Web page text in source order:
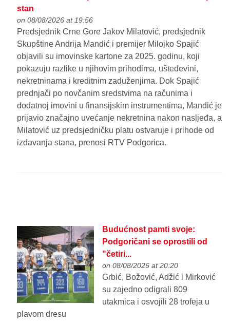
stan
on 08/08/2026 at 19:56
Predsjednik Crne Gore Jakov Milatović, predsjednik
Skupštine Andrija Mandić i premijer Milojko Spajić
objavili su imovinske kartone za 2025. godinu, koji
pokazuju razlike u njihovim prihodima, ušteđevini,
nekretninama i kreditnim zaduženjima. Dok Spajić
prednjači po novčanim sredstvima na računima i
dodatnoj imovini u finansijskim instrumentima, Mandić je
prijavio značajno uvećanje nekretnina nakon nasljeđa, a
Milatović uz predsjedničku platu ostvaruje i prihode od
izdavanja stana, prenosi RTV Podgorica.
Budućnost pamti svoje:
Podgoričani se oprostili od
"četiri...
on 08/08/2026 at 20:20
Grbić, Božović, Adžić i Mirković
su zajedno odigrali 809
utakmica i osvojili 28 trofeja u
plavom dresu